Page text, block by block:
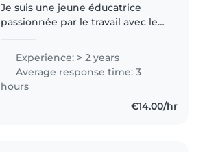
Je suis une jeune éducatrice
passionnée par le travail avec les
années d'expérience, j'ai aidé
des enfants de 1 à 15 ans à
développer leurs compétences..
Experience: > 2 years
Average response time: 3
hours
€14.00/hr